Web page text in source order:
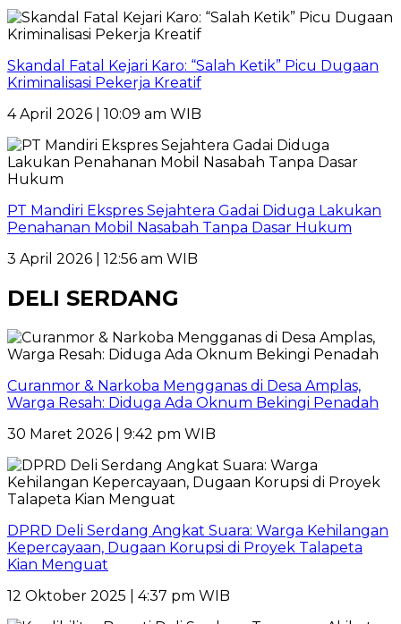
Skandal Fatal Kejari Karo: “Salah Ketik” Picu Dugaan
Kriminalisasi Pekerja Kreatif
4 April 2026 | 10:09 am WIB
PT Mandiri Ekspres Sejahtera Gadai Diduga Lakukan
Penahanan Mobil Nasabah Tanpa Dasar Hukum
3 April 2026 | 12:56 am WIB
DELI SERDANG
Curanmor & Narkoba Mengganas di Desa Amplas,
Warga Resah: Diduga Ada Oknum Bekingi Penadah
30 Maret 2026 | 9:42 pm WIB
DPRD Deli Serdang Angkat Suara: Warga Kehilangan
Kepercayaan, Dugaan Korupsi di Proyek Talapeta
Kian Menguat
12 Oktober 2025 | 4:37 pm WIB